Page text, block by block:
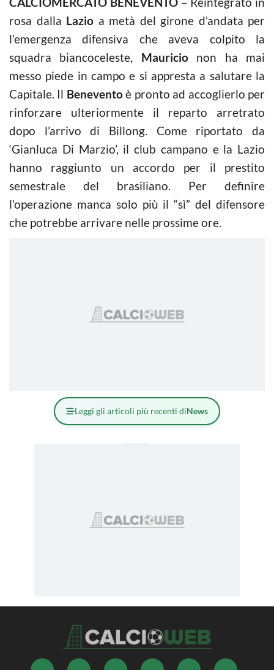
rosa dalla Lazio a metà del girone d’andata per
l’emergenza difensiva che aveva colpito la
squadra biancoceleste, Mauricionon ha mai
messo piede in campo e si appresta a salutare la
Capitale. Il Beneventoè pronto ad accoglierlo per
rinforzare ulteriormente il reparto arretrato
dopo l’arrivo di Billong. Come riportato da
‘Gianluca Di Marzio’, il club campano e la Lazio
hanno raggiunto un accordo per il prestito
semestrale del brasiliano. Per definire
l’operazione manca solo più il “sì” del difensore
che potrebbe arrivare nelle prossime ore.
Leggi gli articoli più recenti diNews